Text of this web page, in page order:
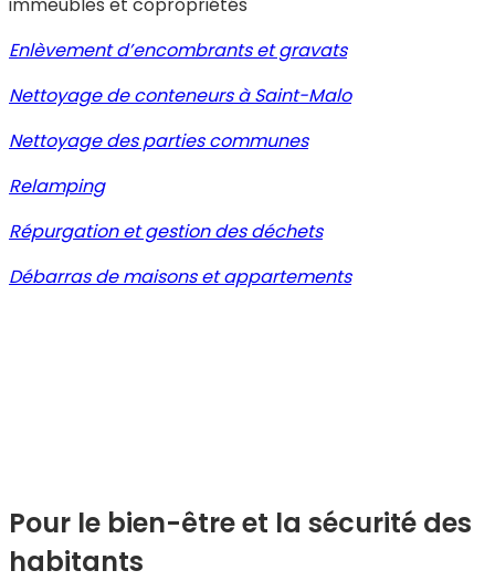
Enlèvement d’encombrants et gravats
Nettoyage de conteneurs à Saint-Malo
Nettoyage des parties communes
Relamping
Répurgation et gestion des déchets
Débarras de maisons et appartements
Pour le bien-être et la sécurité des
habitants